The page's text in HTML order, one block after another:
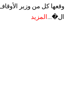
وقعها كل من وزير
ال�... المزيد